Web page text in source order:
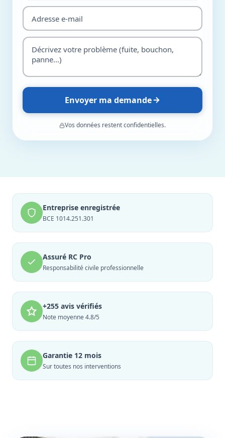
Envoyer ma demande
Vos données restent confidentielles.
Entreprise enregistrée
BCE 1014.251.301
Assuré RC Pro
Responsabilité civile professionnelle
+255 avis vérifiés
Note moyenne 4.8/5
Garantie 12 mois
Sur toutes nos interventions